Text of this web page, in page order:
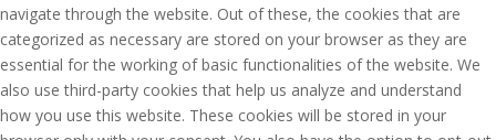
navigate through the website. Out of these, the cookies that are
categorized as necessary are stored on your browser as they are
essential for the working of basic functionalities of the website. We
also use third-party cookies that help us analyze and understand
how you use this website. These cookies will be stored in your